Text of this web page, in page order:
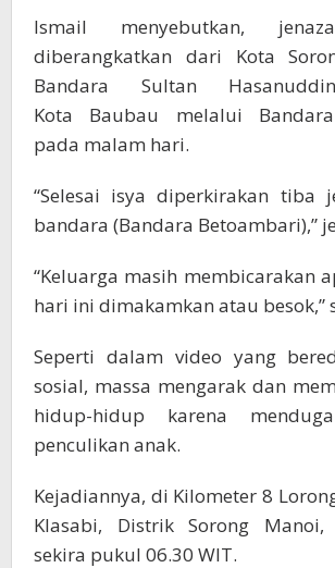
Ismail menyebutkan,
diberangkatkan dari Kota
Bandara Sultan
Kota Baubau melalui
pada malam hari.
“Selesai isya diperkirakan tiba
bandara (Bandara Betoambari),”
“Keluarga masih membicarakan
hari ini dimakamkan atau besok,”
Seperti dalam video yang
sosial, massa mengarak dan
hidup-hidup karena
penculikan anak.
Kejadiannya, di Kilometer 8
Klasabi, Distrik Sorong Manoi,
sekira pukul 06.30 WIT.